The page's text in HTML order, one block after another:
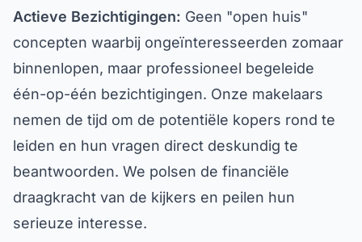
Actieve Bezichtigingen: Geen "open huis"
concepten waarbij ongeïnteresseerden zomaar
binnenlopen, maar professioneel begeleide
één-op-één bezichtigingen. Onze makelaars
nemen de tijd om de potentiële kopers rond te
leiden en hun vragen direct deskundig te
beantwoorden. We polsen de financiële
draagkracht van de kijkers en peilen hun
serieuze interesse.